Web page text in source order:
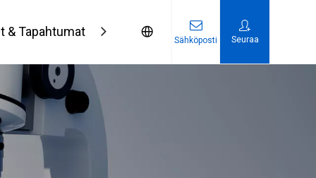
& Tapahtumat Ota yhteyttä
Sähköposti Seuraa